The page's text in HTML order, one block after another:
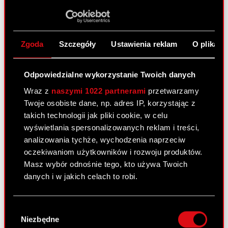
Zgoda Szczegóły Ustawienia reklam O
Odpowiedzialne wykorzystanie Twoich danych
Wraz z naszymi 1022 partnerami przetwarzamy
Twoje osobiste dane, np. adres IP, korzystając z
takich technologii jak pliki cookie, w celu
wyświetlania spersonalizowanych reklam i treści,
analizowania tychże, wychodzenia naprzeciw
oczekiwaniom użytkowników i rozwoju produktów.
Masz wybór odnośnie tego, kto używa Twoich
danych i w jakich celach to robi.
Gromadzić dane dotyczące Twojej
lokalizacji geograficznej z dokładnością nawet
zgody
Niezbędne
Korekta raportu okresowego R/2009
PDF Opis zmian
PDF List Zarządu
PDF Opinia z raportem
PDF Oświadczenie Zarządu
PDF Wybrane zagadnienia
Akcjonariuszy – 30 czerwca 2010